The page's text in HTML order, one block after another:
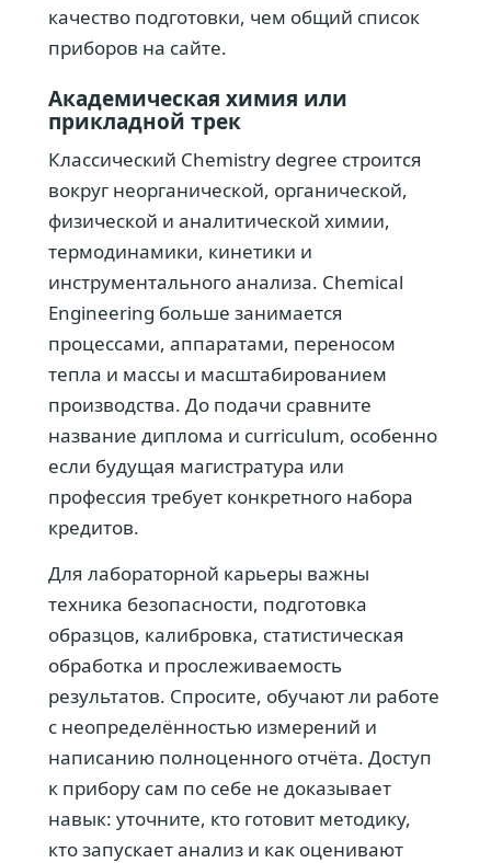
качество подготовки, чем общий список
приборов на сайте.
Академическая химия или
прикладной трек
Классический Chemistry degree строится
вокруг неорганической, органической,
физической и аналитической химии,
термодинамики, кинетики и
инструментального анализа. Chemical
Engineering больше занимается
процессами, аппаратами, переносом
тепла и массы и масштабированием
производства. До подачи сравните
название диплома и curriculum, особенно
если будущая магистратура или
профессия требует конкретного набора
кредитов.
Для лабораторной карьеры важны
техника безопасности, подготовка
образцов, калибровка, статистическая
обработка и прослеживаемость
результатов. Спросите, обучают ли работе
с неопределённостью измерений и
написанию полноценного отчёта. Доступ
к прибору сам по себе не доказывает
навык: уточните, кто готовит методику,
кто запускает анализ и как оценивают